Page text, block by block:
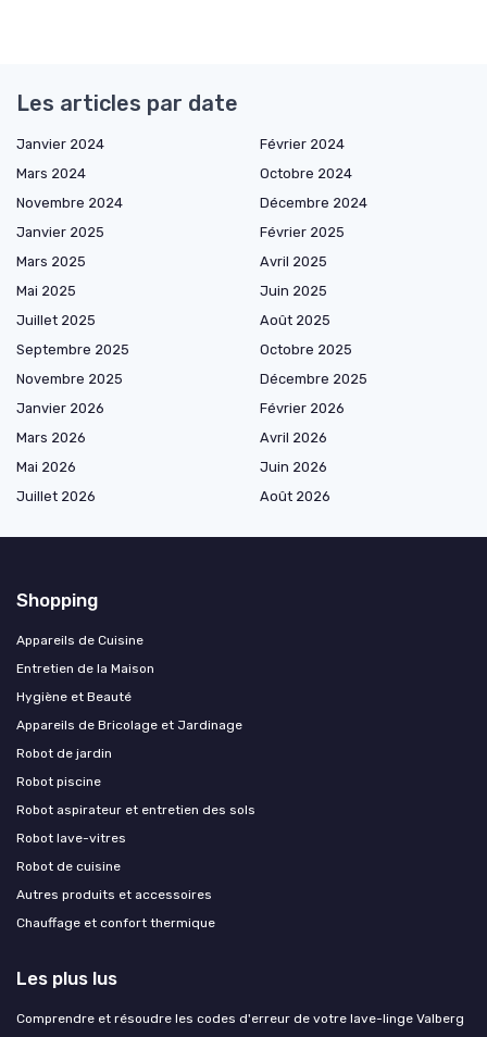
Les articles par date
Janvier 2024
Février 2024
Mars 2024
Octobre 2024
Novembre 2024
Décembre 2024
Janvier 2025
Février 2025
Mars 2025
Avril 2025
Mai 2025
Juin 2025
Juillet 2025
Août 2025
Septembre 2025
Octobre 2025
Novembre 2025
Décembre 2025
Janvier 2026
Février 2026
Mars 2026
Avril 2026
Mai 2026
Juin 2026
Juillet 2026
Août 2026
Shopping
Appareils de Cuisine
Entretien de la Maison
Hygiène et Beauté
Appareils de Bricolage et Jardinage
Robot de jardin
Robot piscine
Robot aspirateur et entretien des sols
Robot lave-vitres
Robot de cuisine
Autres produits et accessoires
Chauffage et confort thermique
Les plus lus
Comprendre et résoudre les codes d'erreur de votre lave-linge Valberg